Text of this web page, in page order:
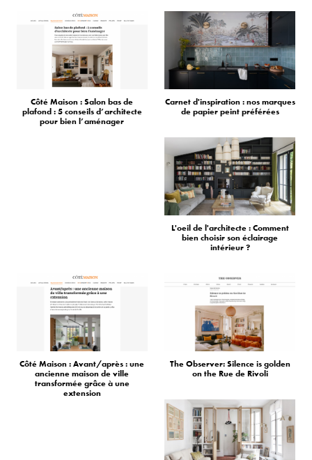
Côté Maison : Salon bas de
plafond : 5 conseils d’architecte
pour bien l’aménager
Carnet d'inspiration : nos marques
de papier peint préférées
L'oeil de l'architecte : Comment
bien choisir son éclairage
intérieur ?
Côté Maison : Avant/après : une
ancienne maison de ville
transformée grâce à une
extension
The Observer: Silence is golden
on the Rue de Rivoli